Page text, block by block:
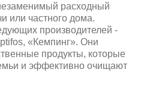
расходный
или частного дома.
производителей -
«Кемпинг». Они
продукты, которые
и эффективно очищают